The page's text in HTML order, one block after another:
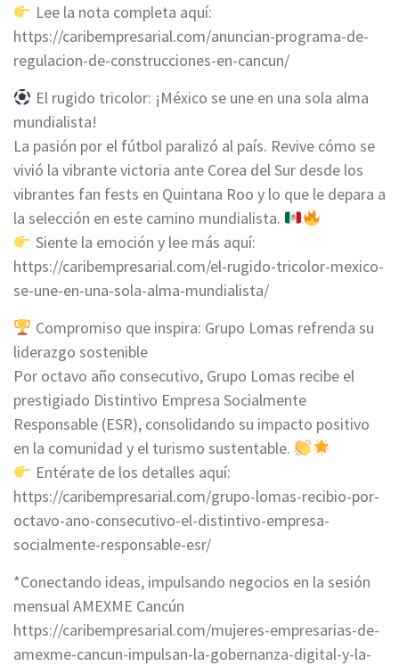
Lee la nota completa aquí:
https://caribempresarial.com/anuncian-programa-de-
regulacion-de-construcciones-en-cancun/
El rugido tricolor: ¡México se une en una sola alma
mundialista!
La pasión por el fútbol paralizó al país. Revive cómo se
vivió la vibrante victoria ante Corea del Sur desde los
vibrantes fan fests en Quintana Roo y lo que le depara a
la selección en este camino mundialista.
Siente la emoción y lee más aquí:
https://caribempresarial.com/el-rugido-tricolor-mexico-
se-une-en-una-sola-alma-mundialista/
Compromiso que inspira: Grupo Lomas refrenda su
liderazgo sostenible
Por octavo año consecutivo, Grupo Lomas recibe el
prestigiado Distintivo Empresa Socialmente
Responsable (ESR), consolidando su impacto positivo
en la comunidad y el turismo sustentable.
Entérate de los detalles aquí:
https://caribempresarial.com/grupo-lomas-recibio-por-
octavo-ano-consecutivo-el-distintivo-empresa-
socialmente-responsable-esr/
*Conectando ideas, impulsando negocios en la sesión
mensual AMEXME Cancún
https://caribempresarial.com/mujeres-empresarias-de-
amexme-cancun-impulsan-la-gobernanza-digital-y-la-